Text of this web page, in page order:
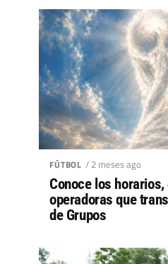
FÚTBOL / 2 meses ago
Conoce los
operadoras que
de Grupos